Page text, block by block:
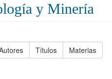
y Minería
Títulos Materias